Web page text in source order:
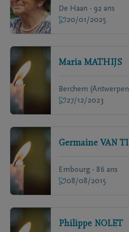
De Haan - 92 ans
20/01/2025
Maria MATHIJS
Berchem
27/12/2023
Germaine VAN
Embourg - 86 ans
08/08/2015
Philippe NOLET